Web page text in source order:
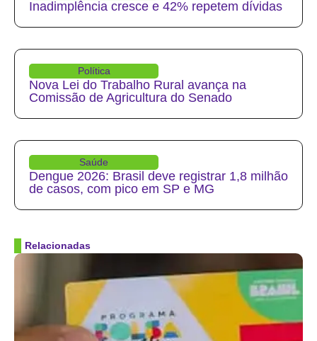
Inadimplência cresce e 42% repetem dívidas
Política
Nova Lei do Trabalho Rural avança na
Comissão de Agricultura do Senado
Saúde
Dengue 2026: Brasil deve registrar 1,8 milhão
de casos, com pico em SP e MG
Relacionadas